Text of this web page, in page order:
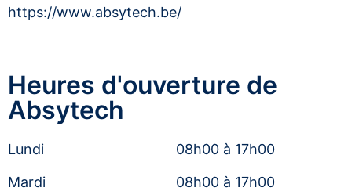
https://www.absytech.be/
Heures d'ouverture de
Absytech
Lundi
08h00 à 17h00
Mardi
08h00 à 17h00